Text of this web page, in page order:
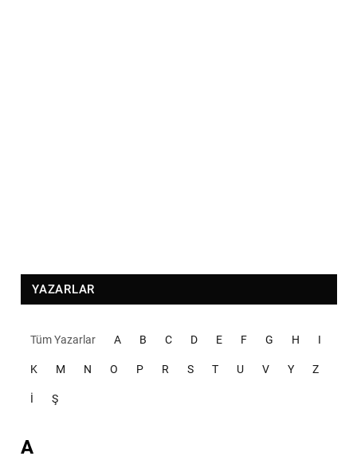
YAZARLAR
Tüm Yazarlar A B C D E F G H I
K M N O P R S T U V Y Z
İ Ş
A